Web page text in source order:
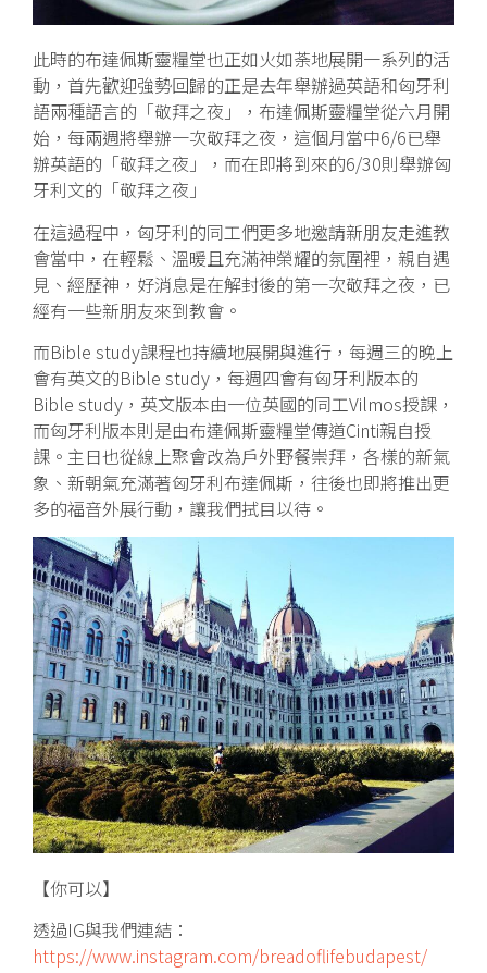
此時的布達佩斯靈糧堂也正如火如荼地展開一系列的活
動，首先歡迎強勢回歸的正是去年舉辦過英語和匈牙利
語兩種語言的「敬拜之夜」，布達佩斯靈糧堂從六月開
始，每兩週將舉辦一次敬拜之夜，這個月當中6/6已舉
辦英語的「敬拜之夜」，而在即將到來的6/30則舉辦匈
牙利文的「敬拜之夜」
在這過程中，匈牙利的同工們更多地邀請新朋友走進教
會當中，在輕鬆、溫暖且充滿神榮耀的氛圍裡，親自遇
見、經歷神，好消息是在解封後的第一次敬拜之夜，已
經有一些新朋友來到教會。
而Bible study課程也持續地展開與進行，每週三的晚上
會有英文的Bible study，每週四會有匈牙利版本的
Bible study，英文版本由一位英國的同工Vilmos授課，
而匈牙利版本則是由布達佩斯靈糧堂傳道Cinti親自授
課。主日也從線上聚會改為戶外野餐崇拜，各樣的新氣
象、新朝氣充滿著匈牙利布達佩斯，往後也即將推出更
多的福音外展行動，讓我們拭目以待。
【你可以】
透過IG與我們連結：
https://www.instagram.com/breadoflifebudapest/